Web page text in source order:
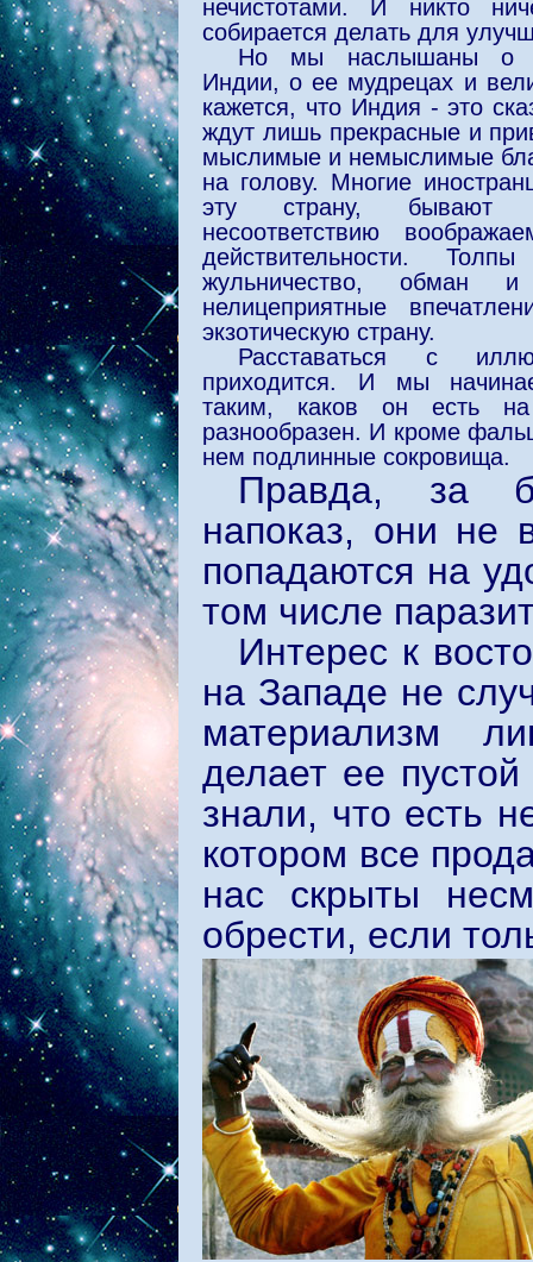
нечистотами. И никто
собирается делать для
Но мы наслышаны о
Индии, о ее мудрецах и
кажется, что Индия - это
ждут лишь прекрасные и
мыслимые и немыслимые
на голову. Многие
эту страну, бывают
несоответствию
действительности.
жульничество, обман и
нелицеприятные
экзотическую страну.
Расставаться с
приходится. И мы
таким, каков он есть
разнообразен. И кроме
нем подлинные сокровища.
Правда, за
напоказ, они не
попадаются на
том числе
Интерес к
на Западе не
материализм
делает ее
знали, что есть
котором все
нас скрыты
обрести, если